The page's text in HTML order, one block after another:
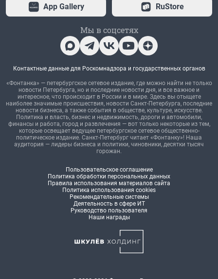
App Gallery RuStore
Мы в соцсетях
Контактные данные для Роскомнадзора и государственных органов
«Фонтанка» — петербургское сетевое издание, где можно найти не только
новости Петербурга, но и последние новости дня, и все важное и
интересное, что происходит в России и в мире. Здесь вы отыщете
наиболее значимые происшествия, новости Санкт-Петербурга, последние
новости бизнеса, а также события в обществе, культуре, искусстве.
Политика и власть, бизнес и недвижимость, дороги и автомобили,
финансы и работа, город и развлечения — вот только некоторые из тем,
которые освещает ведущее петербургское сетевое общественно-
политическое издание. Санкт-Петербург читает «Фонтанку»! Наша
аудитория — лидеры бизнеса и политики, чиновники, десятки тысяч
горожан.
Пользовательское соглашение
Политика обработки персональных данных
Правила использования материалов сайта
Политика использования cookies
Рекомендательные системы
Деятельность в сфере ИТ
Руководство пользователя
Наши награды